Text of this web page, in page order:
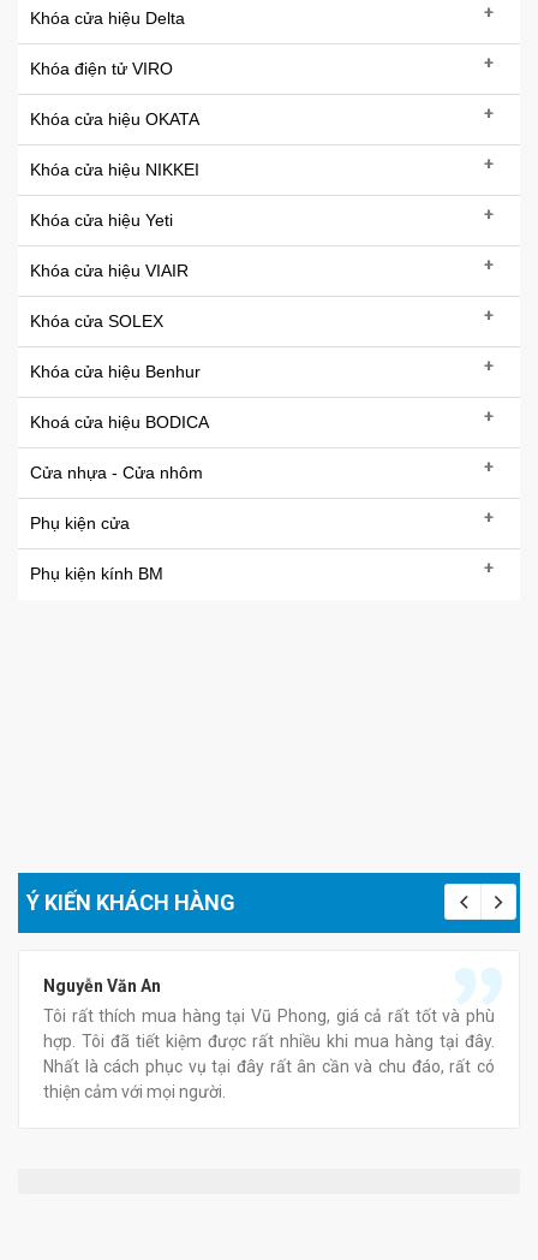
Khóa cửa hiệu Delta +
Khóa điện tử VIRO +
Khóa cửa hiệu OKATA +
Khóa cửa hiệu NIKKEI +
Khóa cửa hiệu Yeti +
Khóa cửa hiệu VIAIR +
Khóa cửa SOLEX +
Khóa cửa hiệu Benhur +
Khoá cửa hiệu BODICA +
Cửa nhựa - Cửa nhôm +
Phụ kiện cửa +
Phụ kiện kính BM +
Ý KIẾN KHÁCH HÀNG
Nguyễn Văn An
Tôi rất thích mua hàng tại Vũ Phong, giá cả rất tốt và phù
hợp. Tôi đã tiết kiệm được rất nhiều khi mua hàng tại đây.
Nhất là cách phục vụ tại đây rất ân cần và chu đáo, rất có
thiện cảm với mọi người.